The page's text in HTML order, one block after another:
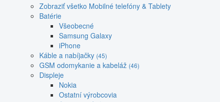
Zobraziť všetko Mobilné telefóny & Tablety
Batérie
Všeobecné
Samsung Galaxy
iPhone
Káble a nabíjačky (45)
GSM odomykanie a kabeláž (46)
Displeje
Nokia
Ostatní výrobcovia